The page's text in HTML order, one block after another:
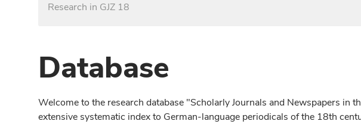
Research in GJZ 18
Database
Welcome to the research database "Scholarly Journals and Newspapers
extensive systematic index to German-language periodicals of the 18th